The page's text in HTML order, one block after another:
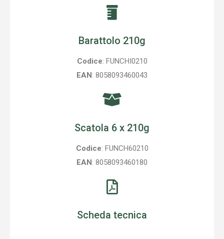
Barattolo 210g
Codice: FUNCHI0210
EAN: 8058093460043
Scatola 6 x 210g
Codice: FUNCH60210
EAN: 8058093460180
Scheda tecnica